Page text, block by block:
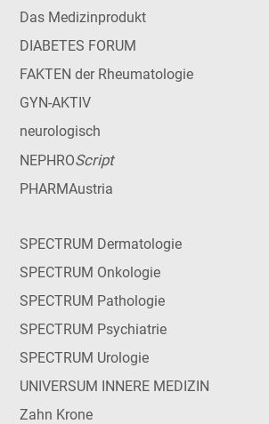
Das Medizinprodukt
DIABETES FORUM
FAKTEN der Rheumatologie
GYN-AKTIV
neurologisch
NEPHROScript
PHARMAustria
SPECTRUM Dermatologie
SPECTRUM Onkologie
SPECTRUM Pathologie
SPECTRUM Psychiatrie
SPECTRUM Urologie
UNIVERSUM INNERE MEDIZIN
Zahn Krone